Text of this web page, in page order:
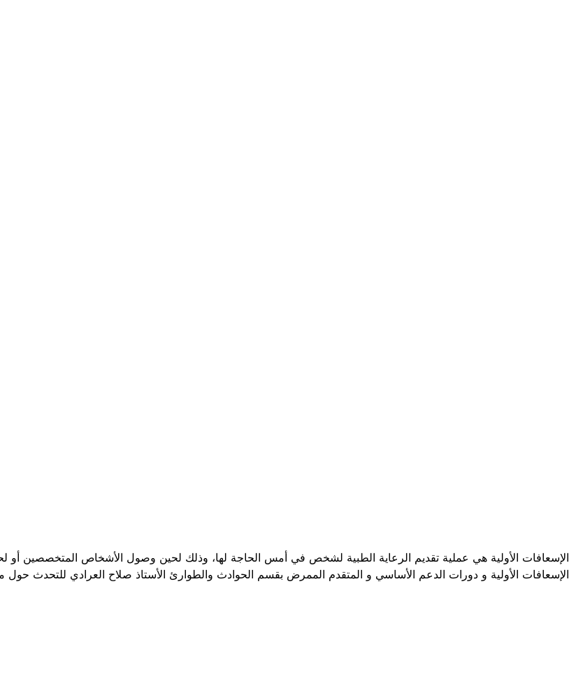
الإسعافات الأولية هي عملية تقديم الرعاية الطبية لشخص في أمس الحاجة لها، وذلك لحين وصول الأشخاص المتخصصين أو
الإسعافات الأولية و دورات الدعم الأساسي و المتقدم الممرض بقسم الحوادث والطوارئ الأستاذ صلاح العرادي للتحدث حول